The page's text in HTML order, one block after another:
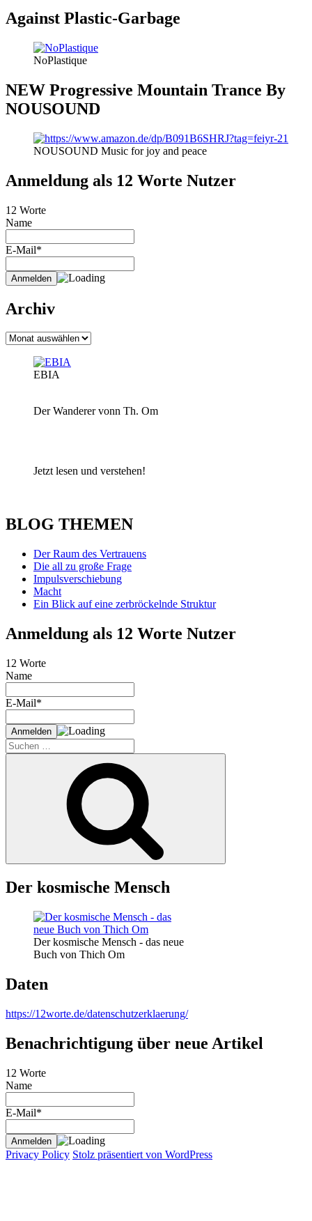
Against Plastic-Garbage
NoPlastique
NEW Progressive Mountain Trance By
NOUSOUND
NOUSOUND Music for joy and peace
Anmeldung als 12 Worte Nutzer
12 Worte
Name
E-Mail*
Archiv
Archiv
EBIA
Der Wanderer vonn Th. Om
Jetzt lesen und verstehen!
BLOG THEMEN
Der Raum des Vertrauens
Die all zu große Frage
Impulsverschiebung
Macht
Ein Blick auf eine zerbröckelnde Struktur
Anmeldung als 12 Worte Nutzer
12 Worte
Name
E-Mail*
Suche
nach:
Der kosmische Mensch
Der kosmische Mensch - das neue
Buch von Thich Om
Daten
https://12worte.de/datenschutzerklaerung/
Benachrichtigung über neue Artikel
12 Worte
Name
E-Mail*
Privacy Policy Stolz präsentiert von WordPress